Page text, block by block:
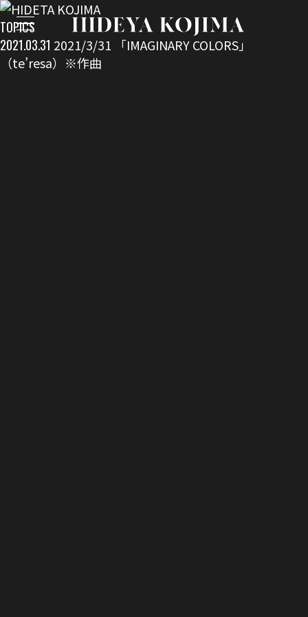
TOPICS
2021.03.31 2021/3/31 「IMAGINARY COLORS」
（te’resa）※作曲